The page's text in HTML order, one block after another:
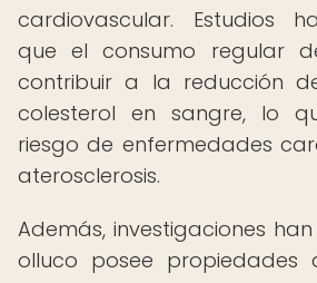
cardiovascular. Estudios
que el consumo regular
contribuir a la reducción
colesterol en sangre, lo
riesgo de enfermedades
aterosclerosis.
Además, investigaciones
olluco posee propiedades